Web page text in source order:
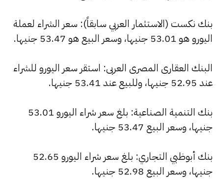
بنك نكست (الاستثمار العربي سابقاً): سعر الشراء لعملة
اليورو هو 53.01 جنيها، وسعر البيع هو 53.47 جنيها.
البنك العقارى المصرى العربى: استقر سعر اليورو للشراء
عند 52.95 جنيها، وللبيع عند 53.41 جنيها.
بنك التنمية الصناعية: بلغ سعر شراء اليورو 53.01
جنيها، وسعر البيع 53.47 جنيها.
بنك أبوظبي التجاري: بلغ سعر شراء اليورو 52.65
جنيها، وسعر البيع 52.98 جنيها.